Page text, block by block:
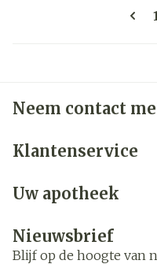
Neem contact
Klantenservice
Uw apotheek
Nieuwsbrief
Blijf op de hoogte van